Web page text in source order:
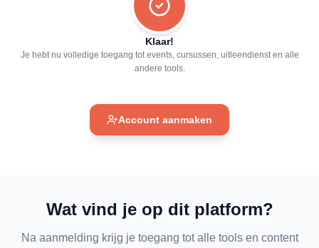
Klaar!
Je hebt nu volledige toegang tot events, cursussen, uitleendienst en alle
andere tools.
Account aanmaken
Wat vind je op dit platform?
Na aanmelding krijg je toegang tot alle tools en content